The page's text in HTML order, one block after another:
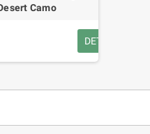
Camo
DETAILS